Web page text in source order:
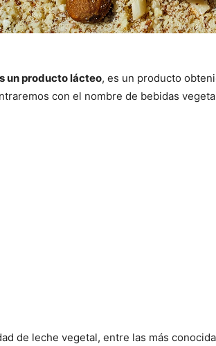
un producto lácteo, es un producto
con el nombre de bebidas
de leche vegetal, entre las más